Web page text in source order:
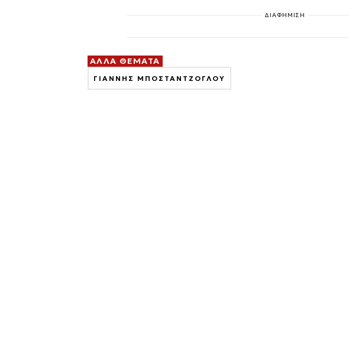
ΔΙΑΦΗΜΙΣΗ
ΑΛΛΑ ΘΕΜΑΤΑ
ΓΙΑΝΝΗΣ ΜΠΟΣΤΑΝΤΖΟΓΛΟΥ